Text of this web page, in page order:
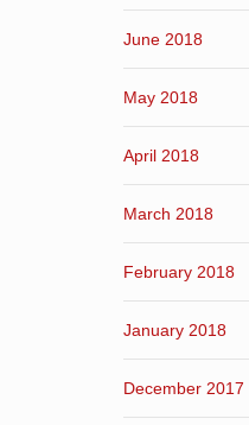
June 2018
May 2018
April 2018
March 2018
February 2018
January 2018
December 2017